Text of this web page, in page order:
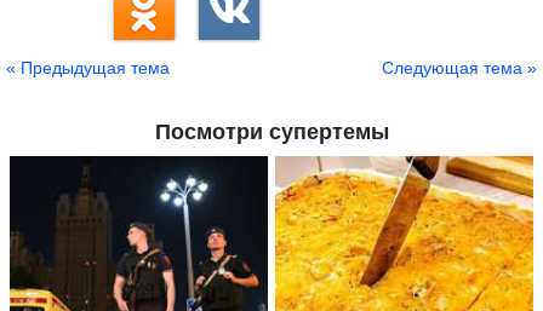
« Предыдущая тема Следующая тема »
Посмотри супертемы